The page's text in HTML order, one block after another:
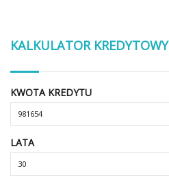
KALKULATOR KREDYTOWY
KWOTA KREDYTU
LATA